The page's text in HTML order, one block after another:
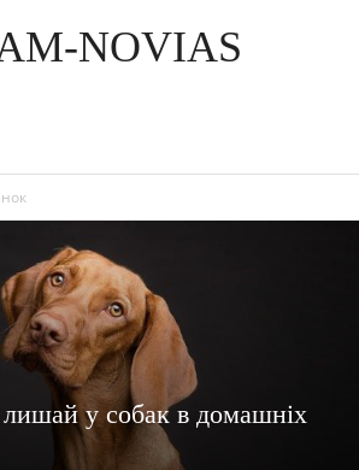
NOVIAS
у собак в домашніх